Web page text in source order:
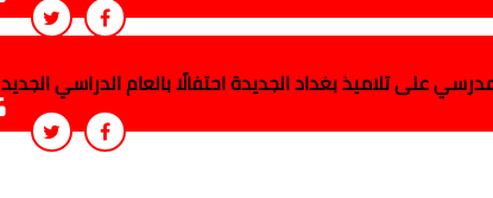
على تلاميذ بغداد الجديدة احتفالًا بالعام الدراسي الجديد